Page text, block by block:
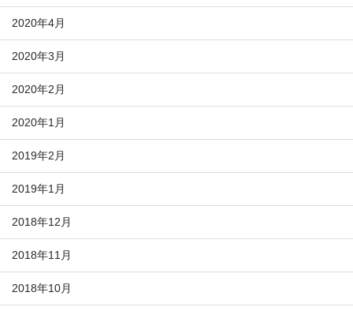
2020年4月
2020年3月
2020年2月
2020年1月
2019年2月
2019年1月
2018年12月
2018年11月
2018年10月